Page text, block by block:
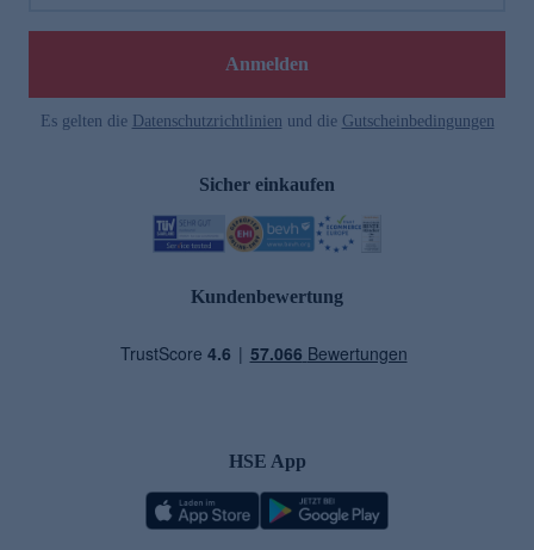
Anmelden
Es gelten die Datenschutzrichtlinien und die Gutscheinbedingungen
Sicher einkaufen
Kundenbewertung
HSE App